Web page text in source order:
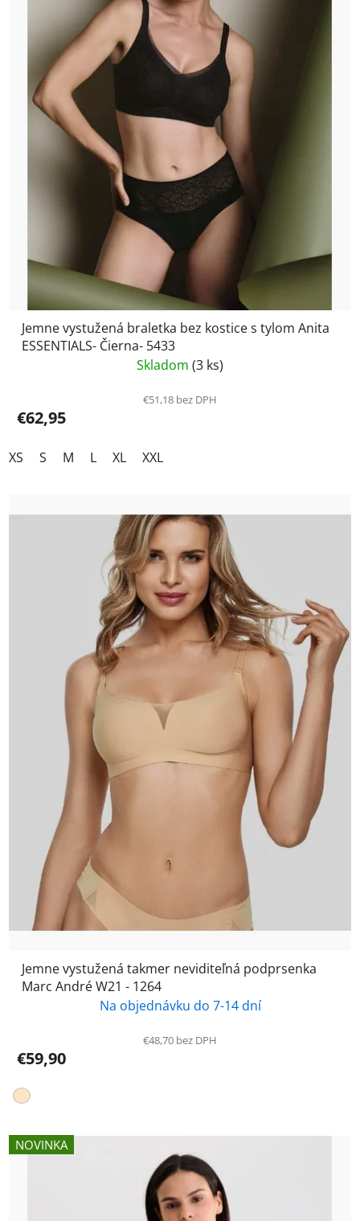
Jemne vystužená braletka bez kostice s tylom Anita
ESSENTIALS- Čierna- 5433
Skladom (3 ks)
€51,18 bez DPH
€62,95
XS S M L XL XXL
Jemne vystužená takmer neviditeľná podprsenka
Marc André W21 - 1264
Na objednávku do 7-14 dní
€48,70 bez DPH
€59,90
NOVINKA